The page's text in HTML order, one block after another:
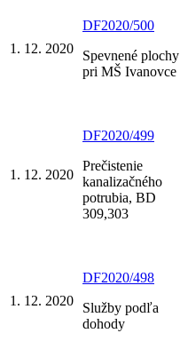
1. 12. 2020
DF2020/500
Spevnené plochy
pri MŠ Ivanovce
1. 12. 2020
DF2020/499
Prečistenie
kanalizačného
potrubia, BD
309,303
1. 12. 2020
DF2020/498
Služby podľa
dohody